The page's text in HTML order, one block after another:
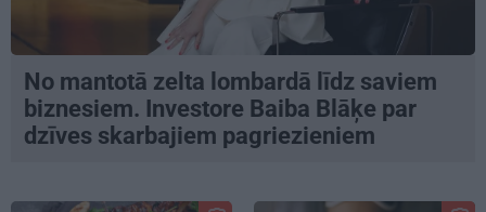
No mantotā zelta lombardā līdz saviem
biznesiem. Investore Baiba Blāķe par
dzīves skarbajiem pagriezieniem